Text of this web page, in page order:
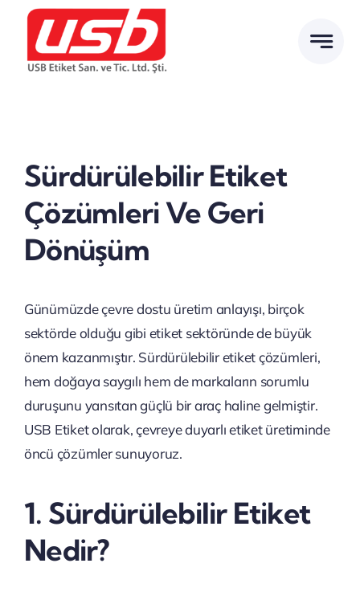
İçeriğe
Sürdürülebilir Etiket
Çözümleri Ve Geri
Dönüşüm
Günümüzde çevre dostu üretim anlayışı, birçok
sektörde olduğu gibi etiket sektöründe de büyük
önem kazanmıştır. Sürdürülebilir etiket çözümleri,
hem doğaya saygılı hem de markaların sorumlu
duruşunu yansıtan güçlü bir araç haline gelmiştir.
USB Etiket olarak, çevreye duyarlı etiket üretiminde
öncü çözümler sunuyoruz.
1. Sürdürülebilir Etiket
Nedir?